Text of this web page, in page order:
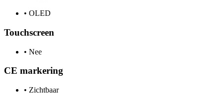
• OLED
Touchscreen
• Nee
CE markering
• Zichtbaar